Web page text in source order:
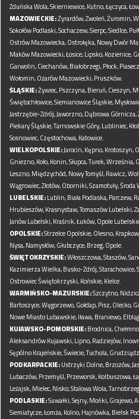
Zduńska Wola,Skierniewice,Kutno,Łęczyca,
MAZOWIECKIE:Żyrardów,Zwoleń,Żuromin,
Sokołów Podlaski,Sochaczew,Sierpc,Siedlce,
Ostrów Mazowiecka,Ostrołęka,Nowy Dwór
Maków Mazowiecki,Łosice,Lipsko,Kozienice,
Garwolin,Ciechanów,Białobrzegi,Płock,
Wołomin,Ożarów Mazowiecki,Pruszków.
ŚLĄSKIE:Żywiec,Pszczyna,Bieruń,Cieszyn,
Świętochłowice,Siemianowice Śląskie,
Jastrzębie-Zdrój,Jaworzno,Dąbrowa Górnicza,
Piekary Śląskie,Tarnowskie Góry,Lubliniec,
Sosnowiec,Częstochowa,Katowice.
WIELKOPOLSKIE:Jarocin,Kępno,Krotoszyn,
Gniezno,Koło,Konin,Słupca,Turek,Września,
Leszno,Międzychód,Nowy Tomyśl,Rawicz,
Wągrowiec,Złotów,Oborniki,Szamotuły,Środa
LUBELSKIE:Lublin,Biała Podlaska,Parczew,
Hrubieszów,Krasnystaw,Tomaszów Lubelski,
Janów Lubelski,Kraśnik,Łuków,Opole
OPOLSKIE:Strzelce Opolskie,Olesno,
Nysa,Namysłów,Głubczyce,Brzeg,Opole.
ŚWIĘTOKRZYSKIE:Włoszczowa,Staszów,
Kazimierza Wielka,Busko-Zdrój,Starachowice,
Ostrowiec Świętokrzyski,Końskie,Kielce.
WARMIŃSKO-MAZURSKIE:Szczytno,
Bartoszyce,Węgorzewo,Gołdap,Pisz,Olecko,
Nowe Miasto Lubawskie,Iława,Braniewo,
KUJAWSKO-POMORSKIE:Brodnica,
Aleksandrów Kujawski,Lipno,Radziejów,
Sępólno Krajeńskie,Świecie,Tuchola,
PODKARPACKIE:Ustrzyki Dolne,Brzozów,
Lubaczów,Przemyśl,Przeworsk,Kolbuszowa,
Leżajsk,Mielec,Nisko,Stalowa Wola,
PODLASKIE:Suwałki,Sejny,Mońki,Grajewo,
Siemiatycze,Łomża,Kolno,Hajnówka,Bielsk